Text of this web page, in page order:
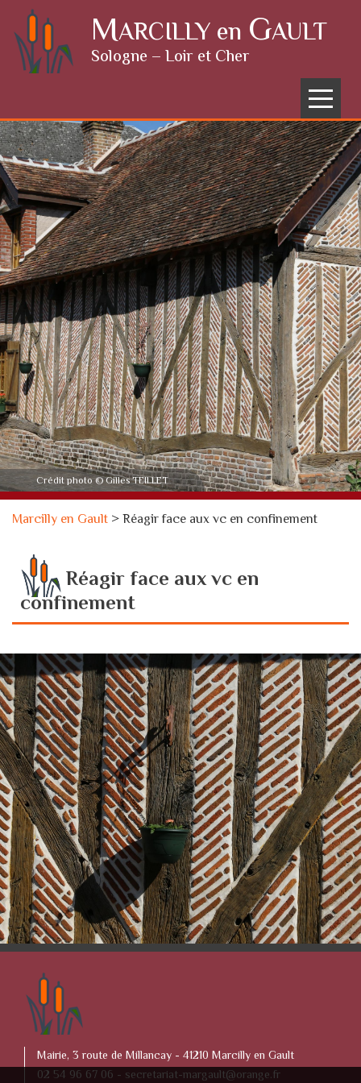
Skip to content MARCILLY en GAULT
Sologne – Loir et Cher
Menu
Crédit photo © Gilles TEILLET
Marcilly en Gault >Réagir face aux vc en confinement
Réagir face aux vc en
confinement
Mairie, 3 route de Millancay - 41210 Marcilly en Gault
02 54 96 67 06 - secretariat-margault@orange.fr